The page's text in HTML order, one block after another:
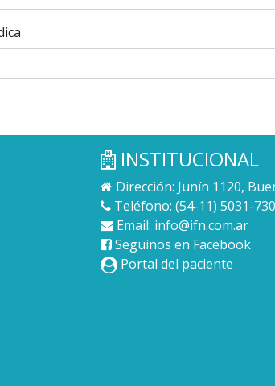
INSTITUCIONAL
Dirección: Junín 1120,
Teléfono: (54-11) 5031-
Email: info@ifn.com.ar
Seguinos en Facebook
Portal del paciente